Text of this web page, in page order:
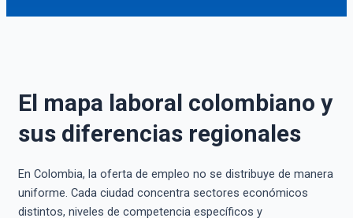
El mapa laboral colombiano y
sus diferencias regionales
En Colombia, la oferta de empleo no se distribuye de manera
uniforme. Cada ciudad concentra sectores económicos
distintos, niveles de competencia específicos y